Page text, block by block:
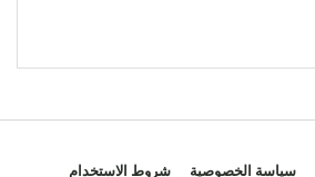
سياسة الخصوصية شروط الاستخدام